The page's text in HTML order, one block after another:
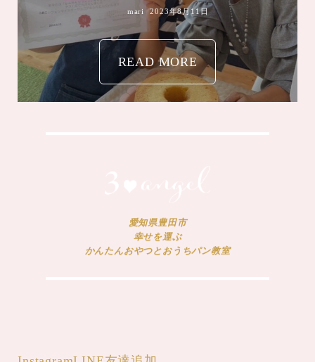
mari 2023年8月11日
READ MORE
愛知県豊田市
幸せを運ぶ
かんたんおやつとおうちパン教室